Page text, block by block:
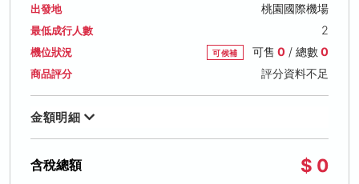
出發地 桃園國際機場
最低成行人數 2
機位狀況 可候補 可售 0/ 總數0
商品評分 評分資料不足
金額明細
含稅總額 $ 0